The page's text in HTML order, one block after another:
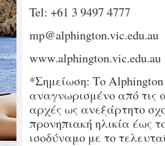
Tel: +61 3 9497 4777
mp@alphington.vic.edu.au
www.alphington.vic.edu.au
*Σημείωση: Το
αναγνωρισμένο από τις
αρχές ως ανεξάρτητο
προνηπιακή ηλικία έως
ισοδύναμο με το